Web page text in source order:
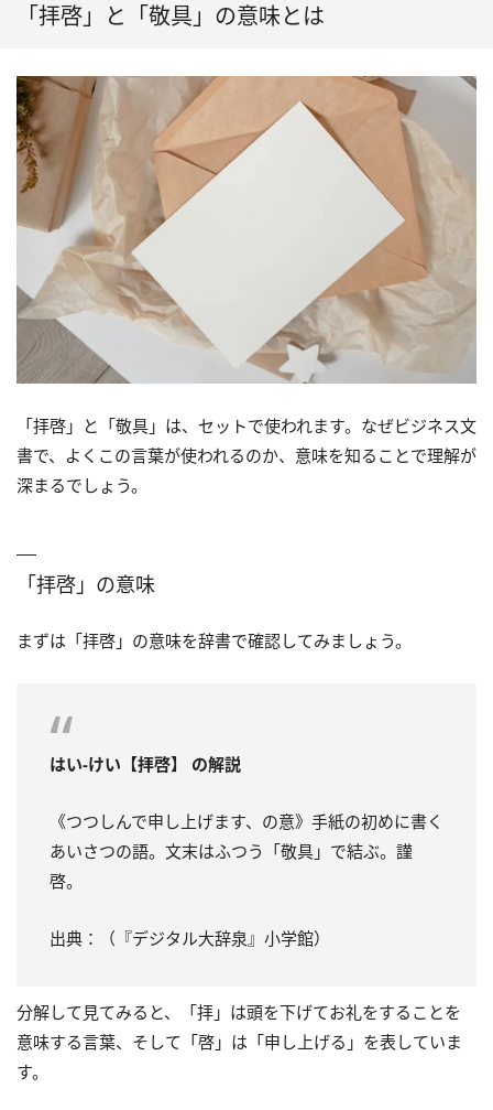
「拝啓」と「敬具」の意味とは
「拝啓」と「敬具」は、セットで使われます。なぜビジネス文
書で、よくこの言葉が使われるのか、意味を知ることで理解が
深まるでしょう。
「拝啓」の意味
まずは「拝啓」の意味を辞書で確認してみましょう。
はい‐けい【拝啓】 の解説
《つつしんで申し上げます、の意》手紙の初めに書く
あいさつの語。文末はふつう「敬具」で結ぶ。謹
啓。
出典：（『デジタル大辞泉』小学館）
分解して見てみると、「拝」は頭を下げてお礼をすることを
意味する言葉、そして「啓」は「申し上げる」を表していま
す。